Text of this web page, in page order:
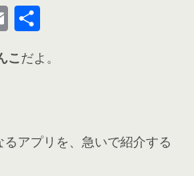
E
m
ai
有
こだよ。
アプリを、急いで紹介する